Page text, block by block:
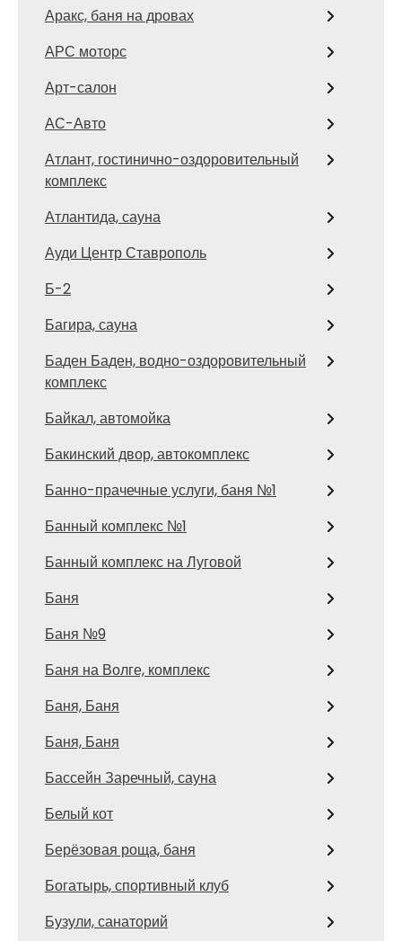
Аракс, баня на дровах
АРС моторс
Арт-салон
АС-Авто
Атлант, гостинично-оздоровительный
комплекс
Атлантида, сауна
Ауди Центр Ставрополь
Б-2
Багира, сауна
Баден Баден, водно-оздоровительный
комплекс
Байкал, автомойка
Бакинский двор, автокомплекс
Банно-прачечные услуги, баня №1
Банный комплекс №1
Банный комплекс на Луговой
Баня
Баня №9
Баня на Волге, комплекс
Баня, Баня
Баня, Баня
Бассейн Заречный, сауна
Белый кот
Берёзовая роща, баня
Богатырь, спортивный клуб
Бузули, санаторий